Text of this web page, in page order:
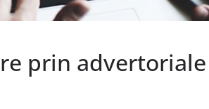
prin advertoriale
decembrie 1, 2024 Chiroiu Mircea Ionut